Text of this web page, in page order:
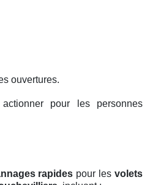
ouvertures.
pour les personnes
rapides pour lesvolets